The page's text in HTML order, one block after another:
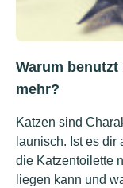
Warum
mehr?
Katzen sind
launisch. Ist es
die Katzentoilette
liegen kann und